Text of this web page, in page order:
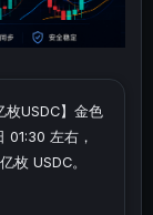
枚USDC】金色
01:30 左右，
枚 USDC。